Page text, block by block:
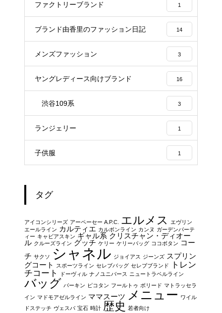
ファクトリーブランド 1
ブランド由香里のファッション日記 14
メンズファッション 3
ヤングレディース向けブランド 16
渋谷109系 3
ランジェリー 1
子供服 1
タグ
アイコンシリーズ アーペーセー A.P.C. エルメス
エヴリン
エールライン カルティエ カルボンライン カンヌ ガーデンパーテ
ィー キャビアスキン ギャル系 クリスチャン・ディオー
ル クルーズライン グッチ ケリー ケリーバッグ ココボタン コー
チ サクソ シャネル ジョイアス ジーンズ スプリン
グコート
スポーツライン セレブバッグ セレブブランド
トレン
チコート
ドーヴィル ナノユニバース ニュートラベルライン
バッグ バーキン ピコタン フールトゥ ボリード マトラッセラ
イン マドモアゼルライン ママスーツ メニュー ワイル
ドステッチ ヴェスパ 宝石 時計 歴史 若者向け